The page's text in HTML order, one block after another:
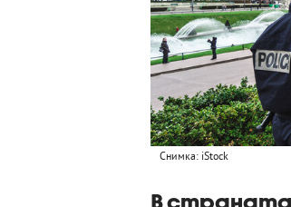
Снимка: iStock